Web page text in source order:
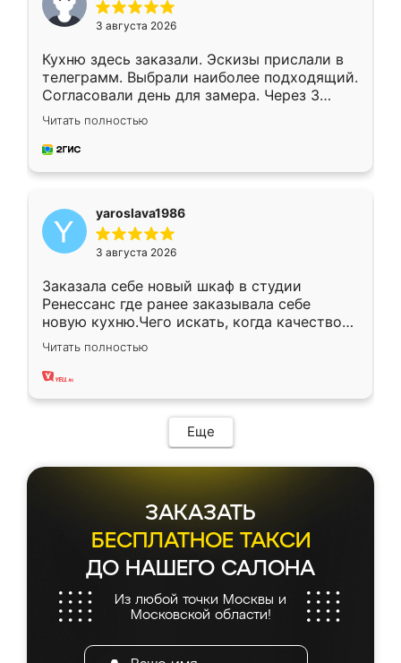
3 августа 2026
Кухню здесь заказали. Эскизы прислали в
телеграмм. Выбрали наиболее подходящий.
Согласовали день для замера. Через 3
недели кухня была уже готова. Остались
довольны работой. Спасибо Ренессанс
мебель за качественную работу!
Читать полностью
yaroslava1986
3 августа 2026
Заказала себе новый шкаф в студии
Ренессанс где ранее заказывала себе
новую кухню.Чего искать, когда качеством
вполне довольна. Служит кухня уже почти
два года, нареканий нет.
Читать полностью
Еще
ЗАКАЗАТЬ
БЕСПЛАТНОЕ ТАКСИ
ДО НАШЕГО САЛОНА
Из любой точки Москвы и
Московской области!